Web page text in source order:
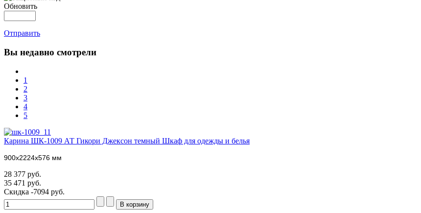
Обновить
Отправить
Вы недавно смотрели
1
2
3
4
5
Карина ШК-1009 АТ Гикори Джексон темный Шкаф для одежды и белья
900х2224х576 мм
28 377 руб.
35 471 руб.
Скидка -7094 руб.